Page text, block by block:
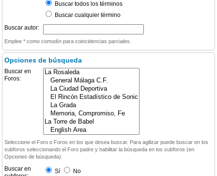
Buscar todos los términos
Buscar cualquier término
Buscar autor:
Emplee * como comodín para coincidencias parciales.
Opciones de búsqueda
Buscar en
Foros:
Seleccione el Foro o Foros en los que desea buscar. Para agilizar puede buscar en los
subforos seleccionando el Foro padre y habilitar la búsqueda en los subforos (en
Opciones de búsqueda).
Buscar en
Sí No